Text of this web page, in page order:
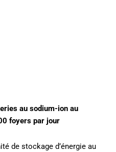
au sodium-ion au
foyers par jour
de stockage d’énergie au